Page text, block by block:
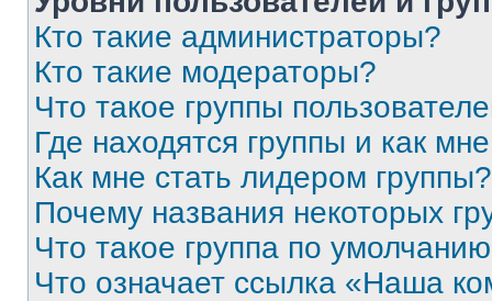
Кто такие администраторы?
Кто такие модераторы?
Что такое группы
Где находятся группы и как
Как мне стать лидером группы?
Почему названия некоторых
Что такое группа по
Что означает ссылка «Наша